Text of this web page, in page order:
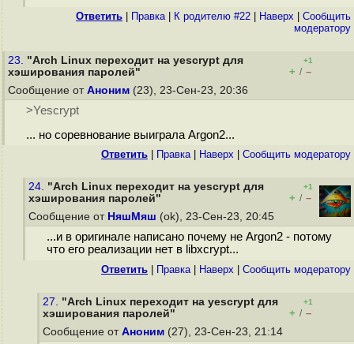
Ответить Правка| К родителю #22 Наверх
Cообщить
модератору
23. "Arch Linux переходит на yescrypt для
хэширования паролей"
+1
+ / –
Сообщение от Аноним (23), 23-Сен-23, 20:36
>Yescrypt
... но соревнование выиграла Argon2...
Ответить Правка| Наверх Cообщить модератору
24. "Arch Linux переходит на yescrypt для
хэширования паролей"
+1
+ / –
Сообщение от НяшМяш (ok), 23-Сен-23, 20:45
...и в оригинале написано почему не Argon2 - потому
что его реализации нет в libxcrypt...
Ответить Правка| Наверх Cообщить модератору
27. "Arch Linux переходит на yescrypt для
хэширования паролей"
+1
+ / –
Сообщение от Аноним (27), 23-Сен-23, 21:14